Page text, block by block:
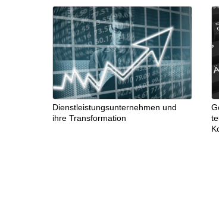
Dienstleistungsunternehmen und
ihre Transformation